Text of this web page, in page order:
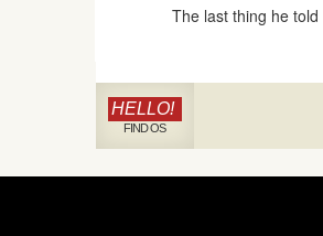
The last thing he
HELLO!
FIND OS